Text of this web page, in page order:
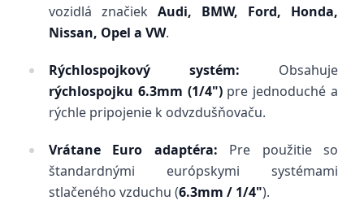
vozidlá značiek Audi, BMW, Ford, Honda,
Nissan, Opel a VW.
Rýchlospojkový systém: Obsahuje
rýchlospojku 6.3mm (1/4")pre jednoduché a
rýchle pripojenie k odvzdušňovaču.
Vrátane Euro adaptéra: Pre použitie so
štandardnými európskymi systémami
stlačeného vzduchu (6.3mm / 1/4").